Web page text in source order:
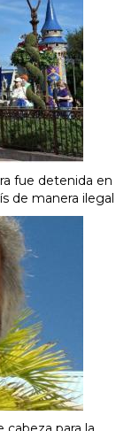
fue detenida en
de manera ilegal